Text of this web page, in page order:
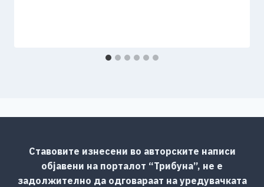
Ставовите изнесени во авторските написи
објавени на порталот “Трибуна”, не е
задолжително да одговараат на уредувачката